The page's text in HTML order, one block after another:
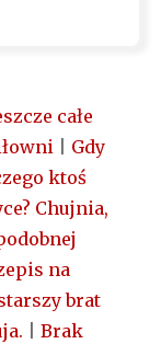
całe
Gdy
ktoś
Chujnia,
na
brat
Brak